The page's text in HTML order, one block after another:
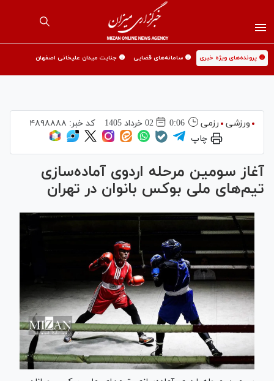
🟡 پرونده‌های ویژه خبری 🟡 سامانه‌های قضایی 🟡 جنایت میدان علیخانی اصفهان
ورزشی رزمی 0:06 02 خرداد 1405 کد خبر: ۴۸۹۸۸۸۸
چاپ
آغاز سومین مرحله اردوی آماده‌سازی
تیم‌های ملی بوکس بانوان در تهران